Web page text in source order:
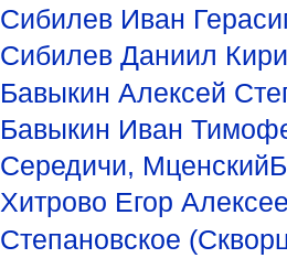
Сибилев Иван
Сибилев Даниил
Бавыкин Алексей
Бавыкин Иван
Середичи,
Хитрово Егор
Степановское